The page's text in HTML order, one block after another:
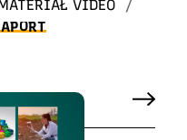
VIDEO
/